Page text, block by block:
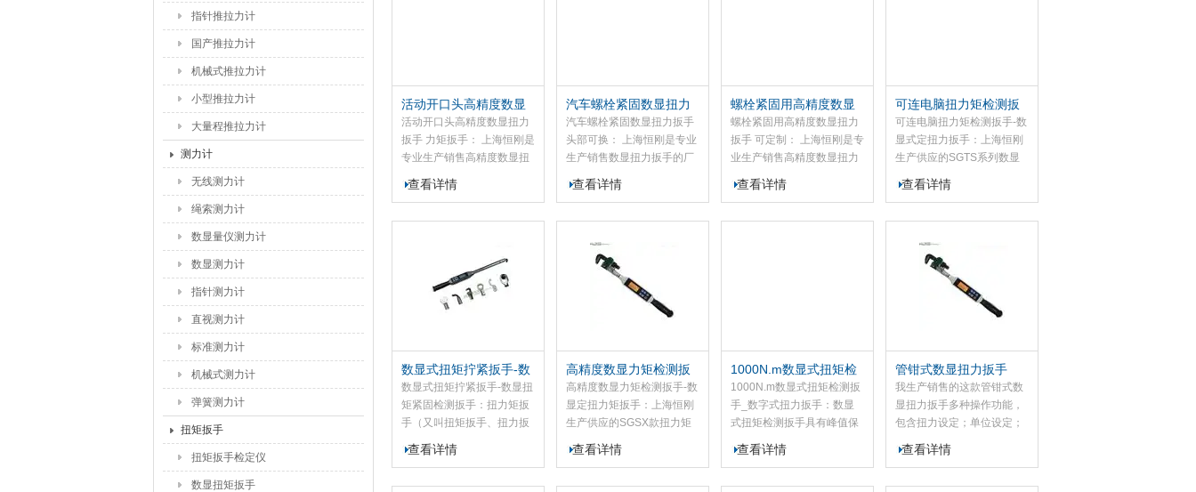
指针推拉力计
国产推拉力计
机械式推拉力计
小型推拉力计
大量程推拉力计
测力计
无线测力计
绳索测力计
数显量仪测力计
数显测力计
指针测力计
直视测力计
标准测力计
机械式测力计
弹簧测力计
扭矩扳手
扭矩扳手检定仪
数显扭矩扳手
等行业的螺栓紧固检测及控
制。
等多个行业，完成各类螺栓
紧固环节的扭矩检测与作业
管控工作。
上手操作简易，工作端头支
持更换。
的专用工具。
活动开口头高精度数显
扭力扳手 力矩扳手
活动开口头高精度数显扭力
扳手 力矩扳手： 上海恒刚是
专业生产销售高精度数显扭
力扳手的厂家，我司的
SGSX系列高精度数显扭力
至3000N.M。高精度数显扭
力扳手具有精度高、测量准
确、性能稳定、耗电量低、
等行业的螺栓紧固检测及控
制。
查看详情
汽车螺栓紧固数显扭力
扳手 头部可换
汽车螺栓紧固数显扭力扳手
头部可换： 上海恒刚是专业
生产销售数显扭力扳手的厂
家，我司的SGYX 系列数显
扭力扳手依托科学检测原理
该款数显扭力扳手测量精度
高、数值精准稳定，同时具
备低功耗、易操作等优势，
此数显扭力扳手可广泛应用
于汽车、摩托车、机械制造
的检测与扭矩管控，是保
障、提升成品品质的专业配
套工具。
查看详情
螺栓紧固用高精度数显
扭力扳手 可定制
螺栓紧固用高精度数显扭力
扳手 可定制： 上海恒刚是专
业生产销售高精度数显扭力
扳手的厂家，我司的SGSX
系列高精度数显扭力扳手是
检测与扭矩控制作业。
查看详情
可连电脑扭力矩检测扳
手-数显式定扭力扳手
可连电脑扭力矩检测扳手-数
显式定扭力扳手：上海恒刚
生产供应的SGTS系列数显
扭力扳手具有语音提示功
能、三色液晶屏报警功能，
将存储的数据通过USB 接口
和电脑进行通讯功能，三种
扭矩N.m、ldf.ft、ldf.in 单位
自由切换功能，到达设定扭
矩值提供三色液晶屏报警提
级，跟踪、峰值、预置三种
模式可自由切换。
查看详情
数显式扭矩拧紧扳手-数
显扭矩紧固检测扳手
数显式扭矩拧紧扳手-数显扭
矩紧固检测扳手：扭力矩扳
手（又叫扭矩扳手、扭力扳
手）是检测和控制扭矩的检
测扭矩工具，可以在紧固螺
查看详情
高精度数显力矩检测扳
手-数显定扭力矩扳手
高精度数显力矩检测扳手-数
显定扭力矩扳手：上海恒刚
生产供应的SGSX款扭力矩
扳手（又叫扭力扳手、扭矩
扳手）可以实时显示扭矩，
查看详情
1000N.m数显式扭矩检
测扳手_数字式扭力扳手
1000N.m数显式扭矩检测扳
手_数字式扭力扳手：数显
式扭矩检测扳手具有峰值保
护和扭矩预置功能，当扭矩
达到设定值时，扭矩扳手发
查看详情
管钳式数显扭力扳手
我生产销售的这款管钳式数
显扭力扳手多种操作功能，
包含扭力设定；单位设定；
模式设定；数值储存；数
值；数值输出以及网路校正
查看详情